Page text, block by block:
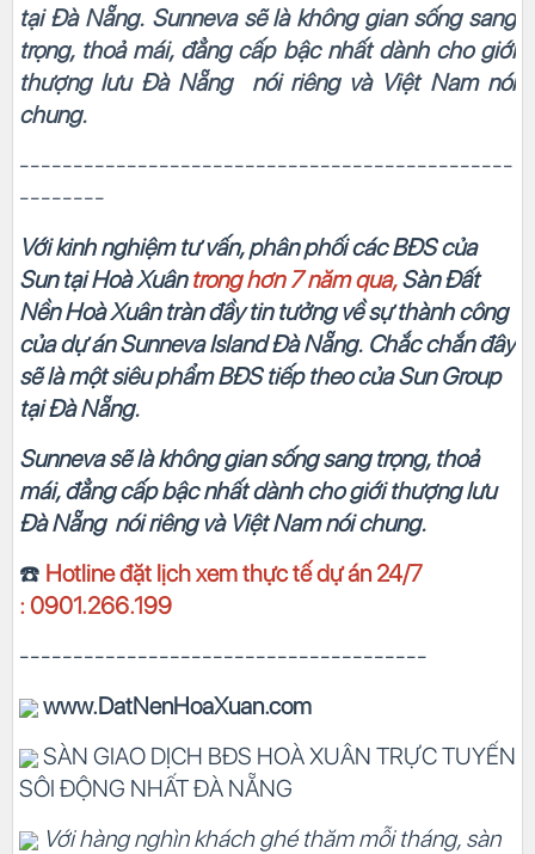
tại Đà Nẵng. Sunneva sẽ là không gian sống sang
trọng, thoả mái, đẳng cấp bậc nhất dành cho giới
thượng lưu Đà Nẵng nói riêng và Việt Nam nói
chung.
----------------------------------------------
--------
Với kinh nghiệm tư vấn, phân phối các BĐS của
Sun tại Hoà Xuântrong hơn 7 năm qua,Sàn Đất
Nền Hoà Xuân tràn đầy tin tưởng về sự thành công
của dự án Sunneva Island Đà Nẵng. Chắc chắn đây
sẽ là một siêu phẩm BĐS tiếp theo của Sun Group
tại Đà Nẵng.
Sunneva sẽ là không gian sống sang trọng, thoả
mái, đẳng cấp bậc nhất dành cho giới thượng lưu
Đà Nẵng nói riêng và Việt Nam nói chung.
☎️ Hotline đặt lịch xem thực tế dự án 24/7
: 0901.266.199
--------------------------------------
www.DatNenHoaXuan.com
SÀN GIAO DỊCH BĐS HOÀ XUÂN TRỰC TUYẾN
SÔI ĐỘNG NHẤT ĐÀ NẴNG
Với hàng nghìn khách ghé thăm mỗi tháng, sàn